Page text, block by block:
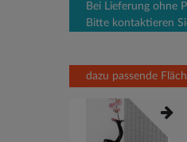
Bei Lieferung ohne
Bitte kontaktieren
dazu passende